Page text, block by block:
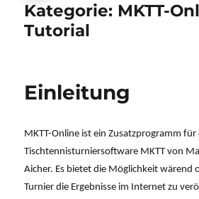
Kategorie: MKTT-
Tutorial
Einleitung
MKTT-Online ist ein Zusatzprogramm für
Tischtennisturniersoftware MKTT von
Aicher. Es bietet die Möglichkeit wärend
Turnier die Ergebnisse im Internet zu